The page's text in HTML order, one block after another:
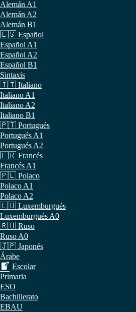
Alemán A1
Alemán A2
Alemán B1
🇪🇸 Español
Español A1
Español A2
Español B1
Sintaxis
🇮🇹 Italiano
Italiano A1
Italiano A2
Italiano B1
🇵🇹 Portugués
Portugués A1
Portugués A2
🇫🇷 Francés
Francés A1
🇵🇱 Polaco
Polaco A1
Polaco A2
🇱🇺 Luxemburgués
Luxemburgués A0
🇷🇺 Ruso
Ruso A0
🇯🇵 Japonés
Árabe
Escolar
Primaria
ESO
Bachillerato
EBAU